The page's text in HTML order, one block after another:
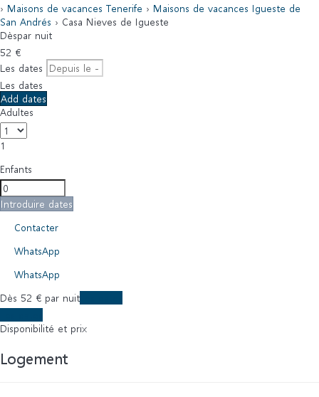
› Maisons de vacances Tenerife › Maisons de vacances Igueste de
San Andrés › Casa Nieves de Igueste
Dèspar nuit
52 €
Les dates
Les dates
Add dates
Adultes
1
Enfants
Introduire dates
Contacter
WhatsApp
WhatsApp
Dès 52 € par nuit
Disponibilité et prix
Logement